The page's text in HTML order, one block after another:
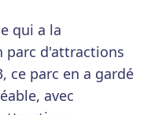
qui a la
parc d'attractions
ce parc en a gardé
avec